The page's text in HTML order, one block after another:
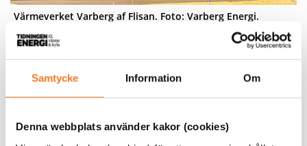
Samtycke Information Om
Denna webbplats använder kakor (cookies)
Värmeverket Varberg af Flisan. Foto: Varberg Energi.
De kunder som deltar kommer att få en avtalsenlig
kompensation för varje tillfälle som tjänsten aktiveras.
Funktionerna har testkörts i samarbete med Varbergs